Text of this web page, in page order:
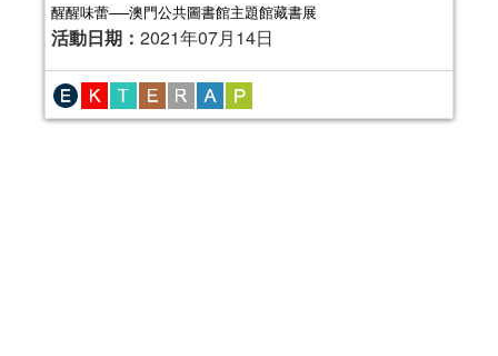
醒醒味蕾──澳門公共圖書館主題館藏書展
活動日期： 2021年07月14日